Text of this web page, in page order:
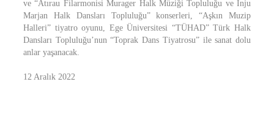
ve “Atırau Filarmonisi Murager Halk Müziği Topluluğu ve İnju
Marjan Halk Dansları Topluluğu” konserleri, “Aşkın Muzip
Halleri” tiyatro oyunu, Ege Üniversitesi “TÜHAD” Türk Halk
Dansları Topluluğu’nun “Toprak Dans Tiyatrosu” ile sanat dolu
anlar yaşanacak.
12 Aralık 2022